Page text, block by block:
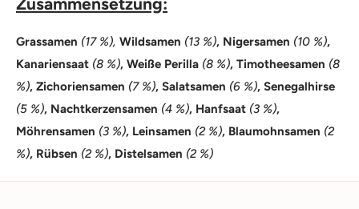
Grassamen (17 %), Wildsamen (13 %), Nigersamen (10 %),
Kanariensaat (8 %), Weiße Perilla (8 %), Timotheesamen (8
%), Zichoriensamen (7 %), Salatsamen (6 %), Senegalhirse
(5 %), Nachtkerzensamen (4 %), Hanfsaat (3 %),
Möhrensamen (3 %), Leinsamen (2 %), Blaumohnsamen (2
%), Rübsen (2 %), Distelsamen (2 %)